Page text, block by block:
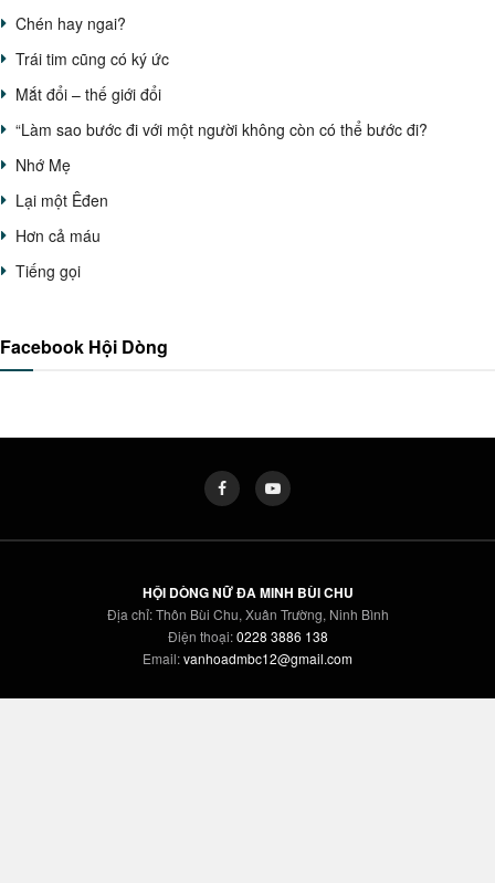
Chén hay ngai?
Trái tim cũng có ký ức
Mắt đổi – thế giới đổi
“Làm sao bước đi với một người không còn có thể bước đi?
Nhớ Mẹ
Lại một Êđen
Hơn cả máu
Tiếng gọi
Facebook Hội Dòng
HỘI DÒNG NỮ ĐA MINH BÙI CHU
Địa chỉ: Thôn Bùi Chu, Xuân Trường, Ninh Bình
Điện thoại:0228 3886 138
Email:vanhoadmbc12@gmail.com